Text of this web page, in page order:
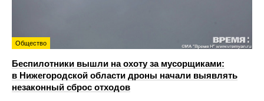
Общество
Беспилотники вышли на охоту за мусорщиками:
в Нижегородской области дроны начали выявлять
незаконный сброс отходов